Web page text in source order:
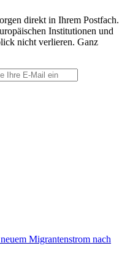
direkt in Ihrem Postfach.
Institutionen und
nicht verlieren. Ganz
Migrantenstrom nach